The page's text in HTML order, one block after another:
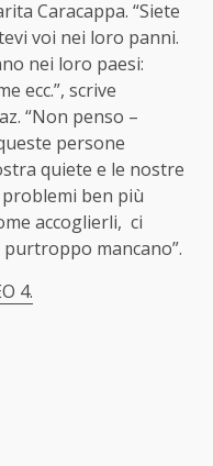
Caracappa. “Siete
voi nei loro panni.
nei loro paesi:
ecc.”, scrive
“Non penso –
persone
quiete e le nostre
ben più
accoglierli, ci
mancano”.
4.